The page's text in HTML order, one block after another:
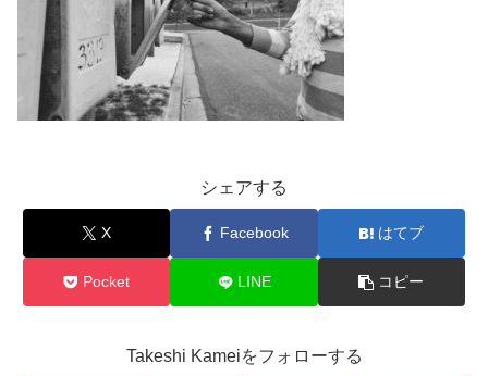
シェアする
X Facebook はてブ
Pocket LINE コピー
Takeshi Kameiをフォローする